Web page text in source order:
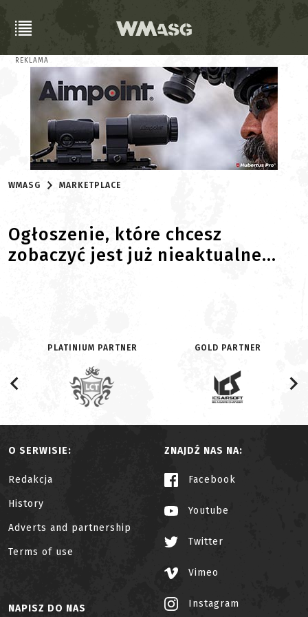
REKLAMA
WMASG MARKETPLACE
Ogłoszenie, które chcesz
zobaczyć jest już nieaktualne...
PLATINIUM PARTNER GOLD PARTNER
O SERWISIE:
Redakcja
History
Adverts and partnership
Terms of use
ZNAJDŹ NAS NA:
Facebook
Youtube
Twitter
Vimeo
Instagram
NAPISZ DO NAS